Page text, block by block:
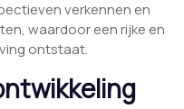
verkennen en
waardoor een rijke en
ontstaat.